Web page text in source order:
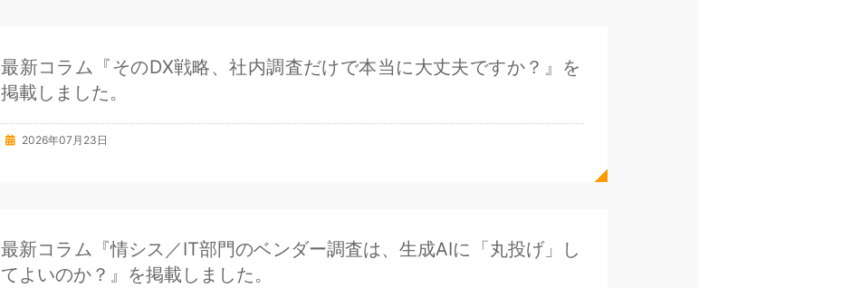
最新コラム『そのDX戦略、社内調査だけで本当に大丈夫ですか？』を
掲載しました。
2026年07月23日
最新コラム『情シス／IT部門のベンダー調査は、生成AIに「丸投げ」し
てよいのか？』を掲載しました。